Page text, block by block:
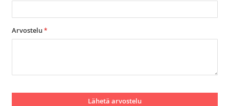
Arvostelu
Lähetä arvostelu